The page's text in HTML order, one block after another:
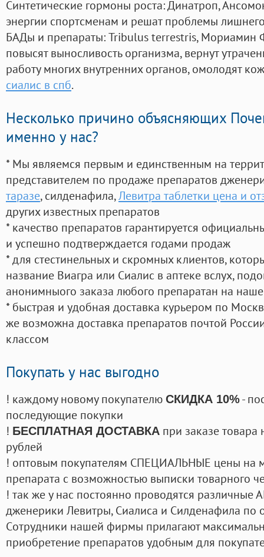
Синтетические гормоны роста: Динатроп,
энергии спортсменам и решат проблемы
БАДы и препараты:Tribulus terrestris, Мориамин
повысят выносливость организма, вернут
работу многих внутренних органов, омолодят
сиалис в спб.
Несколько причино объясняющих
именно у нас?
* Мы являемся первым и единственным на
представителем по продаже препаратов
таразе, силденафила,Левитра таблетки цена и
других известных препаратов
* качество препаратов гарантируется
и успешно подтверждается годами продаж
* для стестинельных и скромных клиентов,
название Виагра или Сиалис в аптеке вслух,
анонимныого заказа любого препаратан на
* быстрая и удобная доставка курьером по
же возможна доставка препаратов почтой
классом
Покупать у нас выгодно
! каждому новому покупателю СКИДКА 10%-
последующие покупки
! БЕСПЛАТНАЯ ДОСТАВКА при заказе
рублей
! оптовым покупателям СПЕЦИАЛЬНЫЕ цены на
препарата с возможностью выписки товарного
! так же у нас постоянно проводятся
дженерики Левитры, Сиалиса и Силденафила по
Cотрудники нашей фирмы прилагают
приобретение препаратов удобным для